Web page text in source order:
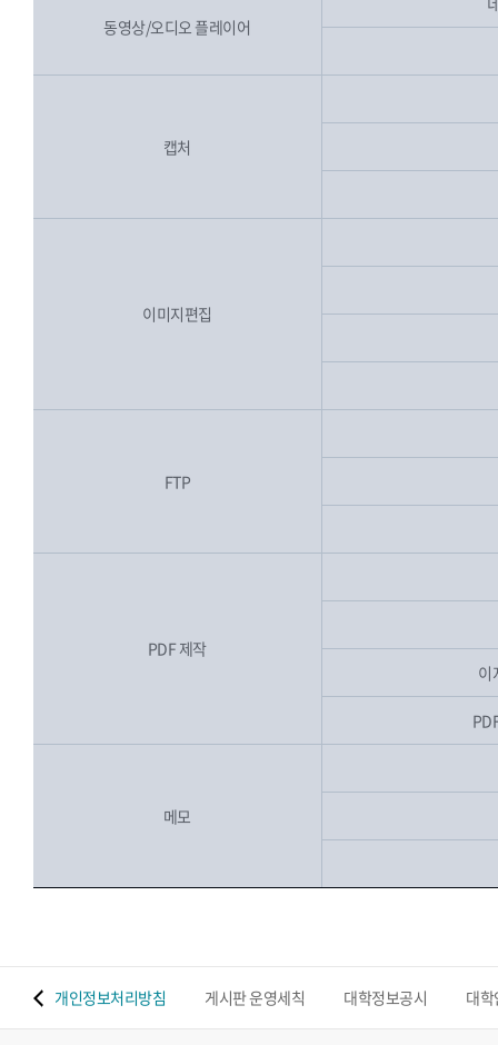
동영상/오디오 플레이어
캡처
이미지편집
FTP
PDF 제작
이
메모
개인정보처리방침 게시판 운영세칙 대학정보공시 대